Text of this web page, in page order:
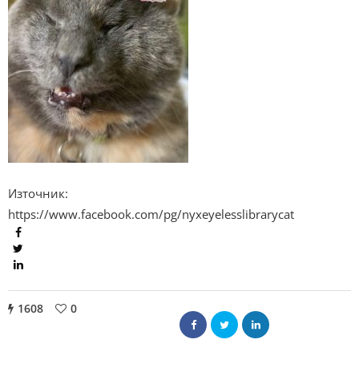
Източник:
https://www.facebook.com/pg/nyxeyelesslibrarycat
1608 0